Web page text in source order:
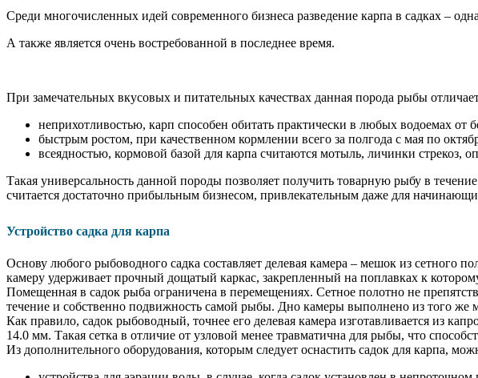
Среди многочисленных идей современного бизнеса разведение карпа в садках –
А также является очень востребованной в последнее время.
При замечательных вкусовых и питательных качествах данная порода рыбы
неприхотливостью, карп способен обитать практически в любых водоемах
быстрым ростом, при качественном кормлении всего за полгода с мая по
всеядностью, кормовой базой для карпа считаются мотыль, личинки
Такая универсальность данной породы позволяет получить товарную рыбу в
считается достаточно прибыльным бизнесом, привлекательным даже для
Устройство садка для карпа
Основу любого рыбоводного садка составляет делевая камера – мешок из
камеру удерживает прочный дощатый каркас, закрепленный на поплавках к
Помещенная в садок рыба ограничена в перемещениях. Сетное полотно не
течение и собственно подвижность самой рыбы. Дно камеры выполнено из того же
Как правило, садок рыбоводный, точнее его делевая камера изготавливается из
14.0 мм. Такая сетка в отличие от узловой менее травматична для рыбы, что
Из дополнительного оборудования, которым следует оснастить садок для карпа,